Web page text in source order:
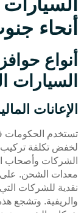
أنحاء
أنواع
السيارات
الإعانات
تستخدم
لخفض تكلفة تركيب
الشركات وأصحاب
معدات الشحن. على
نقدية للشركات
والريفية. وتشجع